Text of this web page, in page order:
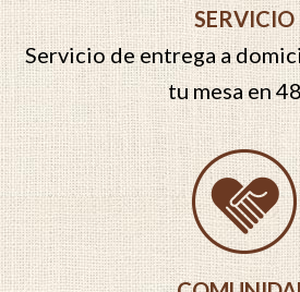
SERVICIO
Servicio de entrega a
tu mesa en